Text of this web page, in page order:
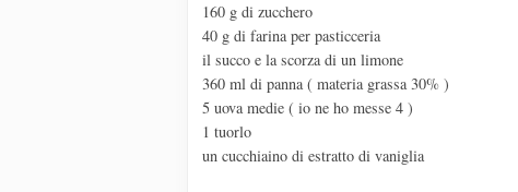
160 g di zucchero
40 g di farina per pasticceria
il succo e la scorza di un limone
360 ml di panna ( materia grassa 30% )
5 uova medie ( io ne ho messe 4 )
1 tuorlo
un cucchiaino di estratto di vaniglia